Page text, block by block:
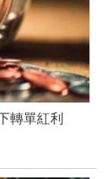
轉單紅利